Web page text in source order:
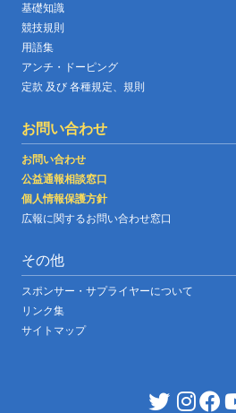
基礎知識
競技規則
用語集
アンチ・ドーピング
定款 及び 各種規定、規則
お問い合わせ
お問い合わせ
公益通報相談窓口
個人情報保護方針
広報に関するお問い合わせ窓口
その他
スポンサー・サプライヤーについて
リンク集
サイトマップ